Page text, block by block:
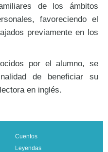
de los ámbitos
favoreciendo el
previamente en los
por el alumno, se
de beneficiar su
en inglés.
Cuentos
Leyendas